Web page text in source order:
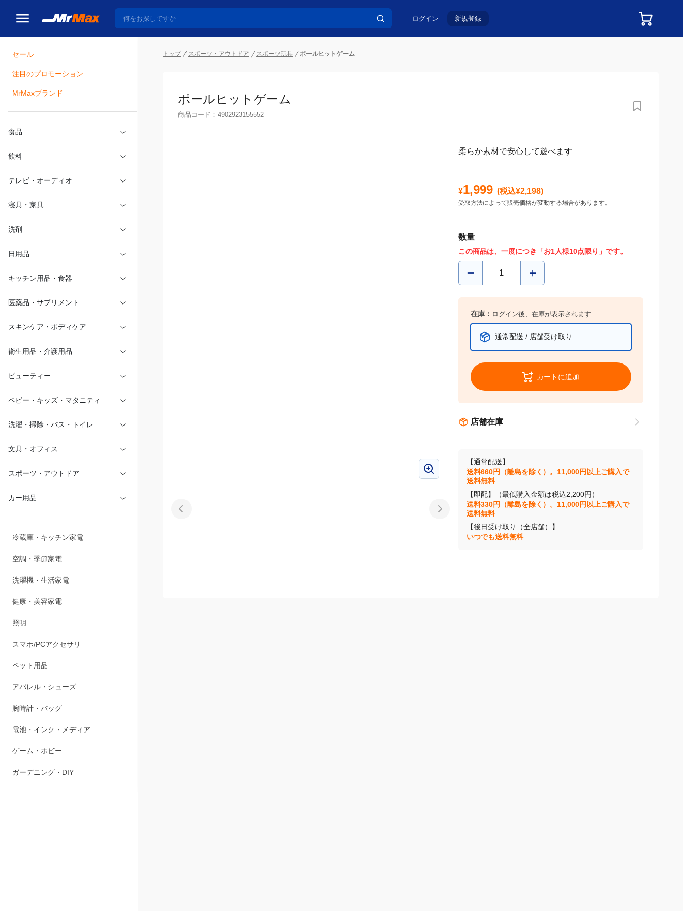
ログイン 新規登録
セール
注目のプロモーション
MrMaxブランド
食品
飲料
テレビ・オーディオ
寝具・家具
洗剤
日用品
キッチン用品・食器
医薬品・サプリメント
スキンケア・ボディケア
衛生用品・介護用品
ビューティー
ベビー・キッズ・マタニティ
洗濯・掃除・バス・トイレ
文具・オフィス
スポーツ・アウトドア
カー用品
冷蔵庫・キッチン家電
空調・季節家電
洗濯機・生活家電
健康・美容家電
照明
スマホ/PCアクセサリ
ペット用品
アパレル・シューズ
腕時計・バッグ
電池・インク・メディア
ゲーム・ホビー
ガーデニング・DIY
トップ スポーツ・アウトドア スポーツ玩具 ポールヒットゲーム
ポールヒットゲーム
商品コード： 4902923155552
柔らか素材で安心して遊べます
¥1,999 (税込¥2,198)
受取方法によって販売価格が変動する場合があります。
数量
この商品は、一度につき「お1人様10点限り」です。
在庫： ログイン後、在庫が表示されます
通常配送 / 店舗受け取り
カートに追加
店舗在庫
【通常配送】
送料660円（離島を除く）。11,000円以上ご購入で
送料無料
【即配】（最低購入金額は税込2,200円）
送料330円（離島を除く）。11,000円以上ご購入で
送料無料
【後日受け取り（全店舗）】
いつでも送料無料